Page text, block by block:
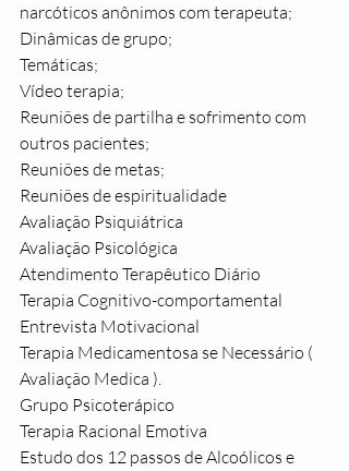
narcóticos anônimos com terapeuta;
Dinâmicas de grupo;
Temáticas;
Vídeo terapia;
Reuniões de partilha e sofrimento com
outros pacientes;
Reuniões de metas;
Reuniões de espiritualidade
Avaliação Psiquiátrica
Avaliação Psicológica
Atendimento Terapêutico Diário
Terapia Cognitivo-comportamental
Entrevista Motivacional
Terapia Medicamentosa se Necessário (
Avaliação Medica ).
Grupo Psicoterápico
Terapia Racional Emotiva
Estudo dos 12 passos de Alcoólicos e